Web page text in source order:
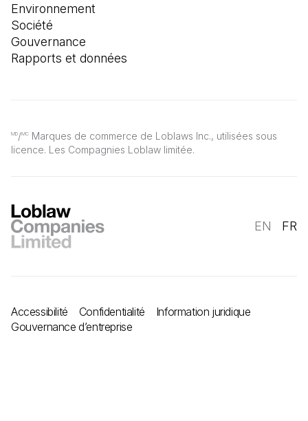
MD/MC Marques de commerce de Loblaws Inc., utilisées sous
licence. Les Compagnies Loblaw limitée.
Environnement
Société
Gouvernance
Rapports et données
EN FR
Accessibilité Confidentialité
Information juridique
Gouvernance d’entreprise